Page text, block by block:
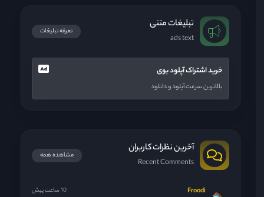
تبلیغات متنی
ads text
تعرفه تبلیغات
خرید اشتراک آپلود بوی
بالاترین سرعت آپلود و دانلود
آخرین نظرات کاربران
Recent Comments
مشاهده همه
Froodi 10 ساعت پیش